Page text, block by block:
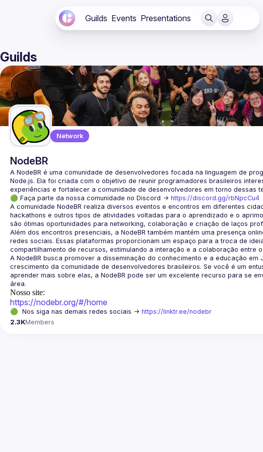
Guilds Events Presentations
Guilds
Network
NodeBR
A NodeBR é uma comunidade de desenvolvedores focada na linguagem de
Node.js. Ela foi criada com o objetivo de reunir programadores brasileiros
🟢 Faça parte da nossa comunidade no Discord -> https://discord.gg/rbNpcCu4
A comunidade NodeBR realiza diversos eventos e encontros em diferentes
hackathons e outros tipos de atividades voltadas para o aprendizado e o
Além dos encontros presenciais, a NodeBR também mantém uma presença
redes sociais. Essas plataformas proporcionam um espaço para a troca de
A NodeBR busca promover a disseminação do conhecimento e a educação em
crescimento da comunidade de desenvolvedores brasileiros. Se você é um
aprender mais sobre elas, a NodeBR pode ser um excelente recurso para se
Nosso site:
https://nodebr.org/#/home
🟢  Nos siga nas demais redes sociais -> https://linktr.ee/nodebr
2.3KMembers